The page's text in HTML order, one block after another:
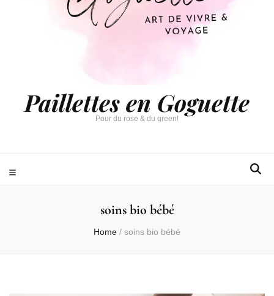
Paillettes en Goguette
Pour du rose & du green!
soins bio bébé
Home / soins bio bébé